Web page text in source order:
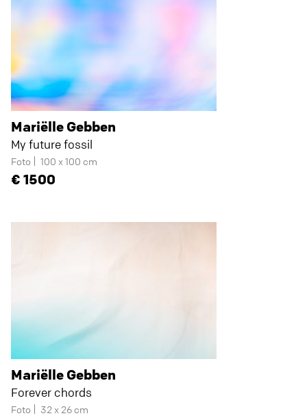
Mariëlle Gebben
My future fossil
Foto 100 x 100 cm
1500
Mariëlle Gebben
Forever chords
Foto 32 x 26 cm